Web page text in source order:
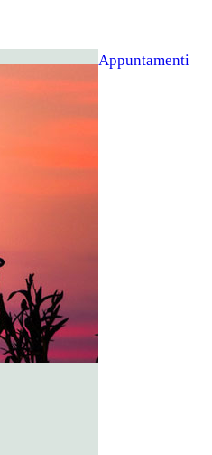
Appuntamenti